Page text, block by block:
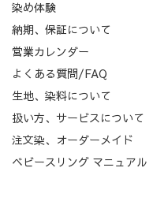
染め体験
納期、保証について
営業カレンダー
よくある質問/FAQ
生地、染料について
扱い方、サービスについて
注文染、オーダーメイド
ベビースリング マニュアル